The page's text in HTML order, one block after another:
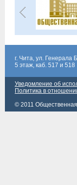
г. Чита, ул. Генерала
5 этаж, каб. 517 и 518
Уведомление об
Политика в
© 2011 Общественная